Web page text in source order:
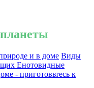
и в доме Виды
Енотовидные
- приготовьтесь к